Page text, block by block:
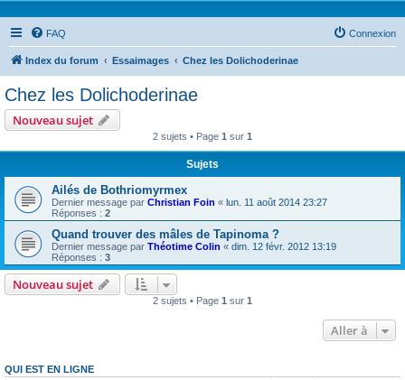
FAQ Connexion
Index du forum Essaimages Chez les Dolichoderinae
Chez les Dolichoderinae
Nouveau sujet
2 sujets • Page 1 sur 1
Sujets
Ailés de Bothriomyrmex
Dernier message par Christian Foin « lun. 11 août 2014 23:27
Réponses : 2
Quand trouver des mâles de Tapinoma ?
Dernier message par Théotime Colin « dim. 12 févr. 2012 13:19
Réponses : 3
Nouveau sujet
2 sujets • Page 1 sur 1
Aller à
QUI EST EN LIGNE